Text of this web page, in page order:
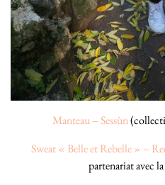
Manteau – Sessùn
Sweat « Belle et Rebelle » –
partenariat avec